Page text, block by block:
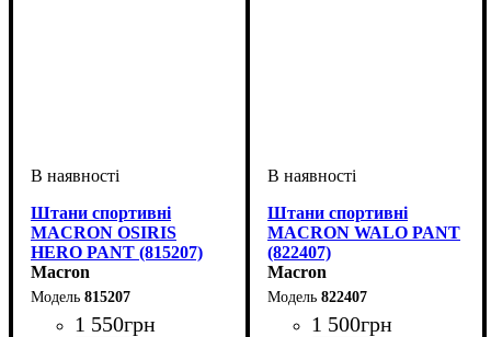
Штани спортивні
MACRON OSIRIS
HERO PANT (815207)
Macron
815207
1 550грн
Штани спортивні
MACRON WALO PANT
(822407)
Macron
822407
1 500грн